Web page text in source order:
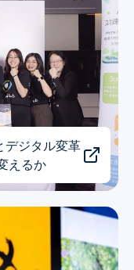
デジタル変革
えるか